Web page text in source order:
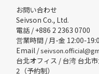
お問い合わせ
Seivson Co., Ltd.
電話 / +886 2 2363 0700
営業時間 / 月-金 12:00-
Email /
台北オフィス / 台湾 台北
2（予約制）